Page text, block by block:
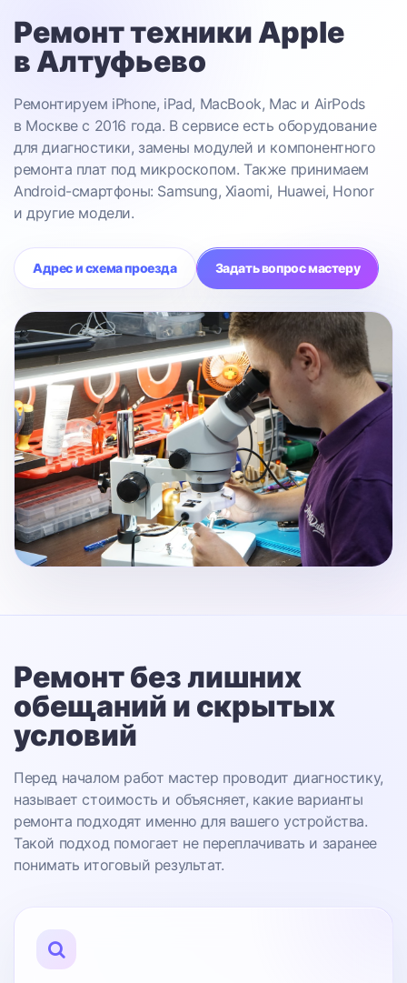
Ремонт техники Apple
в Алтуфьево
Ремонтируем iPhone, iPad, MacBook, Mac и AirPods
в Москве с 2016 года. В сервисе есть оборудование
для диагностики, замены модулей и компонентного
ремонта плат под микроскопом. Также принимаем
Android-смартфоны: Samsung, Xiaomi, Huawei, Honor
и другие модели.
Адрес и схема проезда Задать вопрос мастеру
Ремонт без лишних
обещаний и скрытых
условий
Перед началом работ мастер проводит диагностику,
называет стоимость и объясняет, какие варианты
ремонта подходят именно для вашего устройства.
Такой подход помогает не переплачивать и заранее
понимать итоговый результат.